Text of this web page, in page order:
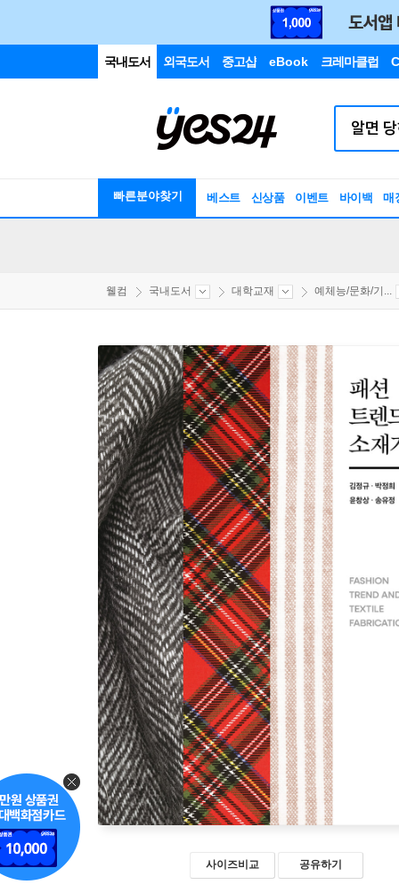
국내도서 외국도서 중고샵 eBook 크레마클럽
빠른분야찾기 베스트 신상품 이벤트 바이백 매
웰컴 국내도서 대학교재 예체능/문화/기...
사이즈비교 공유하기